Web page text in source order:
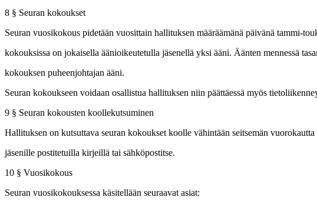
8 § Seuran kokoukset
Seuran vuosikokous pidetään vuosittain hallituksen määräämänä päivänä tammi-
kokouksissa on jokaisella äänioikeutetulla jäsenellä yksi ääni. Äänten mennessä
kokouksen puheenjohtajan ääni.
Seuran kokoukseen voidaan osallistua hallituksen niin päättäessä myös
9 § Seuran kokousten koollekutsuminen
Hallituksen on kutsuttava seuran kokoukset koolle vähintään seitsemän vuorokautta
jäsenille postitetuilla kirjeillä tai sähköpostitse.
10 § Vuosikokous
Seuran vuosikokouksessa käsitellään seuraavat asiat: